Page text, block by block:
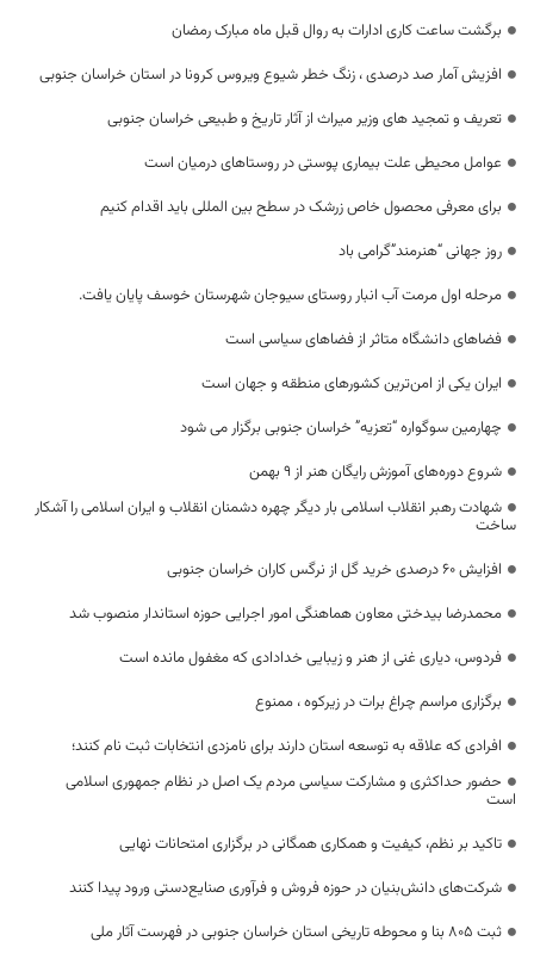
برگشت ساعت کاری ادارات به روال قبل ماه مبارک رمضان
افزیش آمار صد درصدی ، زنگ خطر شیوع ویروس کرونا در استان خراسان جنوبی
تعریف و تمجید های وزیر میراث از آثار تاریخ و طبیعی خراسان جنوبی
عوامل محیطی علت بیماری پوستی در روستاهای درمیان است
برای معرفی محصول خاص زرشک در سطح بین المللی باید اقدام کنیم
روز جهانی “هنرمند”گرامی باد
مرحله اول مرمت آب انبار روستای سیوجان شهرستان خوسف پایان یافت.
فضاهای دانشگاه متاثر از فضاهای سیاسی است
ایران یکی از امن‌ترین کشورهای منطقه و جهان است
چهارمین سوگواره “تعزیه” خراسان جنوبی برگزار می شود
شروع دوره‌های آموزش رایگان هنر از ۹ بهمن
شهادت رهبر انقلاب اسلامی بار دیگر چهره دشمنان انقلاب و ایران اسلامی را آشکار
ساخت
افزایش ۶۰ درصدی خرید گل از نرگس کاران خراسان جنوبی
محمدرضا بیدختی معاون هماهنگی امور اجرایی حوزه استاندار منصوب شد
فردوس، دیاری غنی از هنر و زیبایی خدادادی که مغفول مانده است
برگزاری مراسم چراغ برات در زیرکوه ، ممنوع
افرادی که علاقه به توسعه استان دارند برای نامزدی انتخابات ثبت نام کنند؛
حضور حداکثری و مشارکت سیاسی مردم یک اصل در نظام جمهوری اسلامی
است
تاکید بر نظم، کیفیت و همکاری همگانی در برگزاری امتحانات نهایی
شرکت‌های دانش‌بنیان در حوزه فروش و فرآوری صنایع‌دستی ورود پیدا کنند
ثبت ۸۰۵ بنا و محوطه تاریخی استان خراسان جنوبی در فهرست آثار ملی